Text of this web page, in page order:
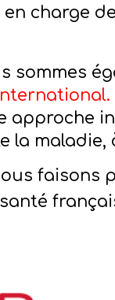
charge
sommes
.
approche
la maladie,